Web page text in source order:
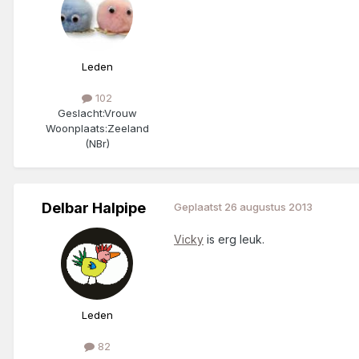
Leden
102
Geslacht:Vrouw
Woonplaats:Zeeland
(NBr)
Delbar Halpipe
Leden
82
Geplaatst 26 augustus 2013
Vicky is erg leuk.